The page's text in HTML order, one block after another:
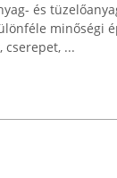
és
minőségi
cserepet, ...